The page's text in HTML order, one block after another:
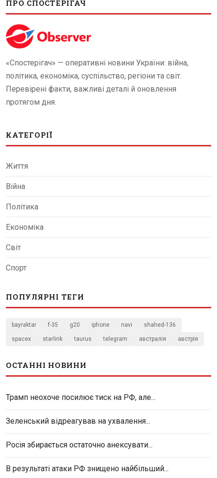
ПРО СПОСТЕРІГАЧ
«Спостерігач» — оперативні новини України: війна,
політика, економіка, суспільство, регіони та світ.
Перевірені факти, важливі деталі й оновлення
протягом дня.
КАТЕГОРІЇ
Життя
Війна
Політика
Економіка
Світ
Спорт
ПОПУЛЯРНІ ТЕГИ
bayraktar f-35 g20 iphone navi shahed-136
spacex starlink taurus telegram австралія австрія
ОСТАННІ НОВИНИ
Трамп неохоче посилює тиск на РФ, але...
Зеленський відреагував на ухвалення...
Росія збирається остаточно анексувати...
В результаті атаки РФ знищено найбільший...